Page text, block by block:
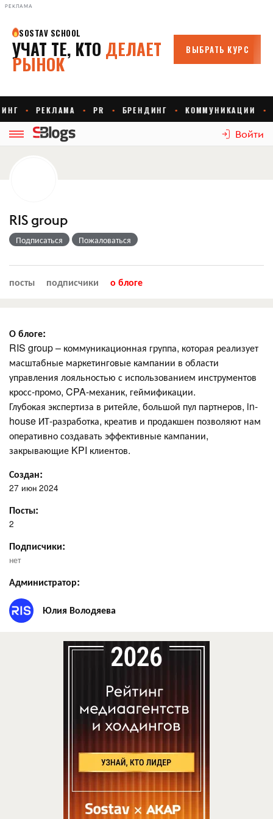
РЕКЛАМА
Войти
RIS group
Подписаться Пожаловаться
посты подписчики о блоге
О блоге:
RIS group – коммуникационная группа, которая реализует
масштабные маркетинговые кампании в области
управления лояльностью с использованием инструментов
кросс-промо, CPA-механик, геймификации.
Глубокая экспертиза в ритейле, большой пул партнеров, in-
house ИТ-разработка, креатив и продакшен позволяют нам
оперативно создавать эффективные кампании,
закрывающие KPI клиентов.
Создан:
27 июн 2024
Посты:
2
Подписчики:
нет
Администратор:
Юлия Володяева